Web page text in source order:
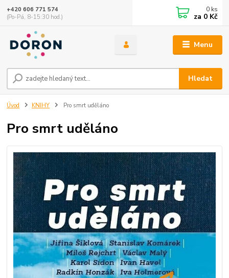
Menu
Hledat
+420 606 771 574
(Po-Pá, 8-15:30 hod.)
0 ks
za 0 Kč
Úvod KNIHY Pro smrt uděláno
Pro smrt uděláno